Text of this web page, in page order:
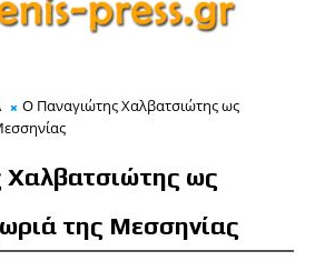
Ο Παναγιώτης Χαλβατσιώτης ως
Χαλβατσιώτης ως
της Μεσσηνίας